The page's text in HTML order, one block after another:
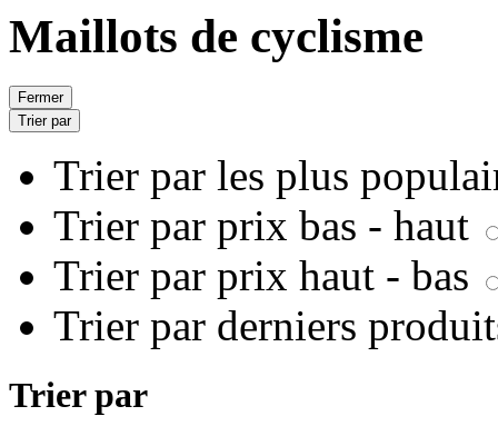
Maillots de cyclisme
Fermer
Trier par
Trier par les plus
Trier par prix bas - haut
Trier par prix haut - bas
Trier par derniers
Trier par